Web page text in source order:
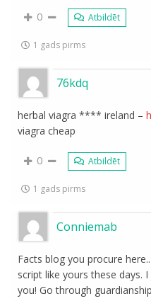
0 Atbildēt
1 gads pirms
76kdq
herbal viagra **** ireland –
viagra cheap
0 Atbildēt
1 gads pirms
Conniemab
Facts blog you procure
script like yours these days.
you! Go through